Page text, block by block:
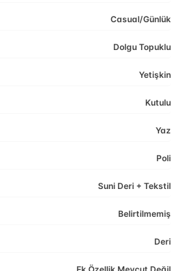
Casual/Günlük
Dolgu Topuklu
Yetişkin
Kutulu
Yaz
Poli
Suni Deri + Tekstil
Belirtilmemiş
Deri